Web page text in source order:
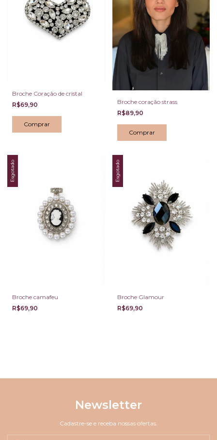
Broche Coração de cristal
R$69,90
Broche coração strass
R$89,90
Esgotado
Broche camafeu
R$69,90
Esgotado
Broche Glamour
R$69,90
Newsletter
Cadastre-se e receba nossas ofertas.